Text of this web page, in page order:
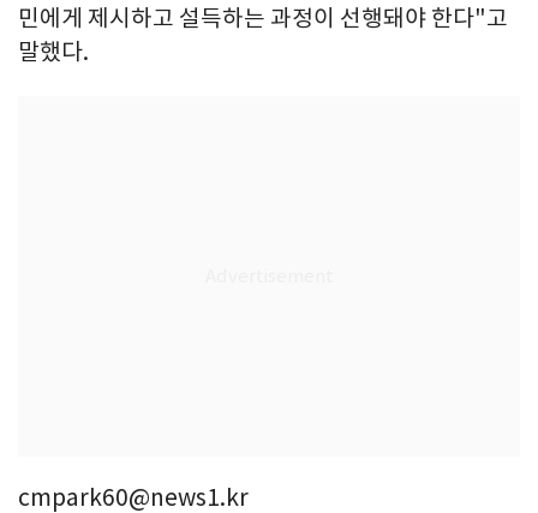
민에게 제시하고 설득하는 과정이 선행돼야 한다"고
말했다.
cmpark60@news1.kr